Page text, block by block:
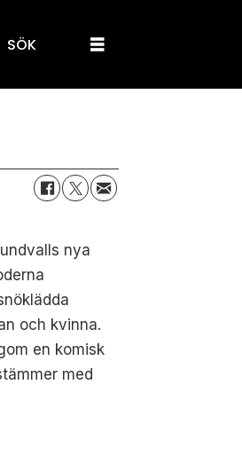
SÖK
nya
och kvinna.
en komisk
med